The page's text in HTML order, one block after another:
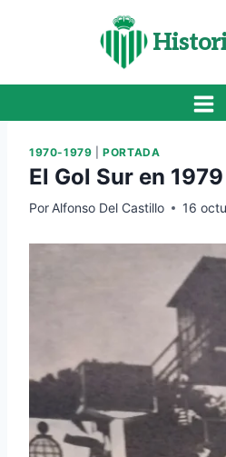
1970-1979 |PORTADA
El Gol Sur en 1979
Por Alfonso Del Castillo 16